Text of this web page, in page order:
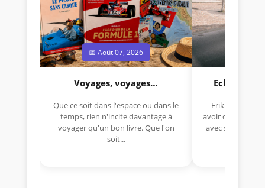
📅 Août 07, 2026
Voyages, voyages…
Que ce soit dans l'espace ou dans le
temps, rien n'incite davantage à
voyager qu'un bon livre. Que l'on
soit...
Eclectica
Erik Comas,
avoir déjà
avec sa Lancia